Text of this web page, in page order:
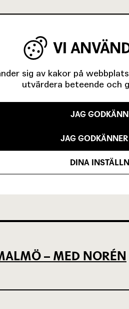
MINUTER OM
OCH
– MED NORÉN
VI
sig av kakor på
utvärdera beteende och
JAG
JAG
DINA